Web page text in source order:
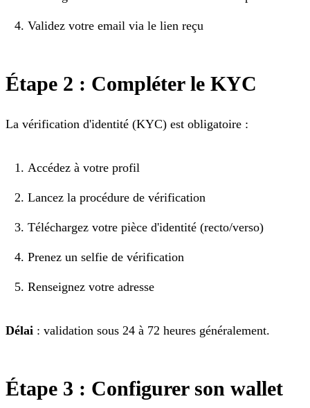
Validez votre email via le lien reçu
Étape 2 : Compléter le KYC
La vérification d'identité (KYC) est obligatoire :
Accédez à votre profil
Lancez la procédure de vérification
Téléchargez votre pièce d'identité (recto/verso)
Prenez un selfie de vérification
Renseignez votre adresse
Délai : validation sous 24 à 72 heures généralement.
Étape 3 : Configurer son wallet